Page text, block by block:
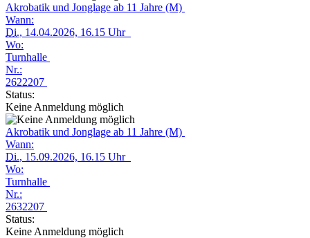
Akrobatik und Jonglage ab 11 Jahre (M)
Wann:
Di., 14.04.2026, 16.15 Uhr
Wo:
Turnhalle
Nr.:
2622207
Status:
Keine Anmeldung möglich
Akrobatik und Jonglage ab 11 Jahre (M)
Wann:
Di., 15.09.2026, 16.15 Uhr
Wo:
Turnhalle
Nr.:
2632207
Status:
Keine Anmeldung möglich